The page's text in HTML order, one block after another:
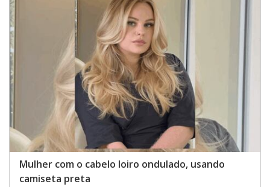
Mulher com o cabelo loiro ondulado, usando
camiseta preta